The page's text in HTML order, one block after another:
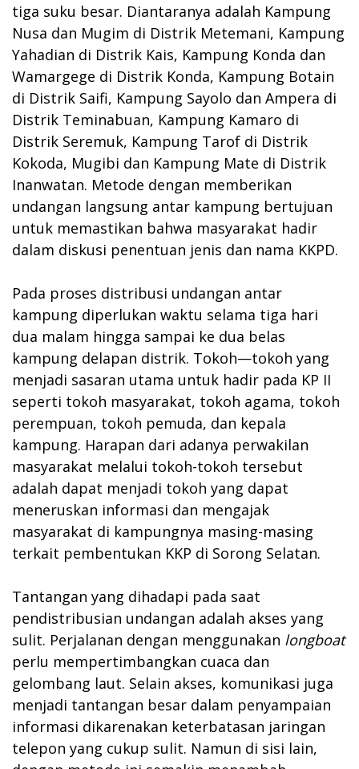
tiga suku besar. Diantaranya adalah Kampung
Nusa dan Mugim di Distrik Metemani, Kampung
Yahadian di Distrik Kais, Kampung Konda dan
Wamargege di Distrik Konda, Kampung Botain
di Distrik Saifi, Kampung Sayolo dan Ampera di
Distrik Teminabuan, Kampung Kamaro di
Distrik Seremuk, Kampung Tarof di Distrik
Kokoda, Mugibi dan Kampung Mate di Distrik
Inanwatan. Metode dengan memberikan
undangan langsung antar kampung bertujuan
untuk memastikan bahwa masyarakat hadir
dalam diskusi penentuan jenis dan nama KKPD.
Pada proses distribusi undangan antar
kampung diperlukan waktu selama tiga hari
dua malam hingga sampai ke dua belas
kampung delapan distrik. Tokoh—tokoh yang
menjadi sasaran utama untuk hadir pada KP II
seperti tokoh masyarakat, tokoh agama, tokoh
perempuan, tokoh pemuda, dan kepala
kampung. Harapan dari adanya perwakilan
masyarakat melalui tokoh-tokoh tersebut
adalah dapat menjadi tokoh yang dapat
meneruskan informasi dan mengajak
masyarakat di kampungnya masing-masing
terkait pembentukan KKP di Sorong Selatan.
Tantangan yang dihadapi pada saat
pendistribusian undangan adalah akses yang
sulit. Perjalanan dengan menggunakan longboat
perlu mempertimbangkan cuaca dan
gelombang laut. Selain akses, komunikasi juga
menjadi tantangan besar dalam penyampaian
informasi dikarenakan keterbatasan jaringan
telepon yang cukup sulit. Namun di sisi lain,